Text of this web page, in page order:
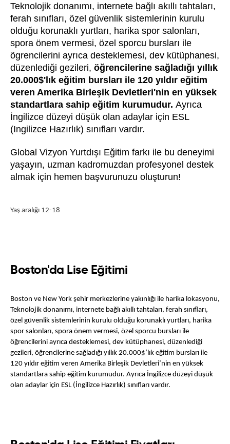
Teknolojik donanımı, internete bağlı akıllı tahtaları,
ferah sınıfları, özel güvenlik sistemlerinin kurulu
olduğu korunaklı yurtları, harika spor salonları,
spora önem vermesi, özel sporcu bursları ile
ögrencilerini ayrıca desteklemesi, dev kütüphanesi,
düzenlediği gezileri, öğrencilerine sağladığı yıllık
20.000$'lık eğitim bursları ile 120 yıldır eğitim
veren Amerika Birleşik Devletleri'nin en yüksek
standartlara sahip eğitim kurumudur. Ayrıca
İngilizce düzeyi düşük olan adaylar için ESL
(Ingilizce Hazırlık) sınıfları vardır.
Global Vizyon Yurtdışı Eğitim farkı ile bu deneyimi
yaşayın, uzman kadromuzdan profesyonel destek
almak için hemen başvurunuzu oluşturun!
Yaş aralığı 12-18
Boston'da Lise Eğitimi
Boston ve New York şehir merkezlerine yakınlığı ile harika lokasyonu,
Teknolojik donanımı, internete bağlı akıllı tahtaları, ferah sınıfları,
özel güvenlik sistemlerinin kurulu olduğu korunaklı yurtları, harika
spor salonları, spora önem vermesi, özel sporcu bursları ile
öğrencilerini ayrıca desteklemesi, dev kütüphanesi, düzenlediği
gezileri, öğrencilerine sağladığı yıllık 20.000$’lık eğitim bursları ile
120 yıldır eğitim veren Amerika Birleşik Devletleri’nin en yüksek
standartlara sahip eğitim kurumudur. Ayrıca İngilizce düzeyi düşük
olan adaylar için ESL (İngilizce Hazırlık) sınıfları vardır.